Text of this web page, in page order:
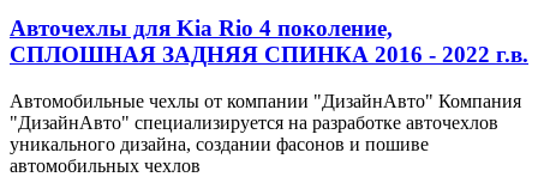
Авточехлы для Kia Rio 4 поколение,
СПЛОШНАЯ ЗАДНЯЯ СПИНКА 2016 - 2022 г.в.
Автомобильные чехлы от компании "ДизайнАвто" Компания
"ДизайнАвто" специализируется на разработке авточехлов
уникального дизайна, создании фасонов и пошиве
автомобильных чехлов